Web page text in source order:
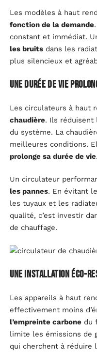
Les modèles à haut
fonction de la demande
constant et immédiat.
les bruits dans les
plus silencieux et
Une durée de vie
Les circulateurs à haut
chaudière. Ils réduisent
du système. La
meilleures conditions.
prolonge sa durée de vie.
Un circulateur
les pannes. En évitant
les tuyaux et les
qualité, c’est investir
de chauffage.
Une installation éco-
Les appareils à haut
effectivement moins
l’empreinte carbone du
limite les émissions de
qui cherchent à réduire